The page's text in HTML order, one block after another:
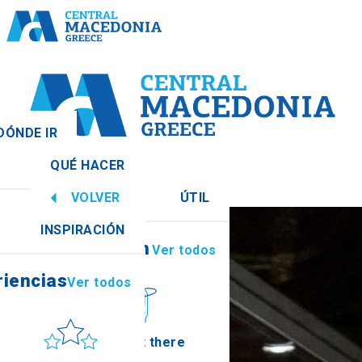
IR
QUÉ HACER
VOLVER ÚTIL
Información Ver todos
How to get there
INSPIRACIÓN
Ver todos